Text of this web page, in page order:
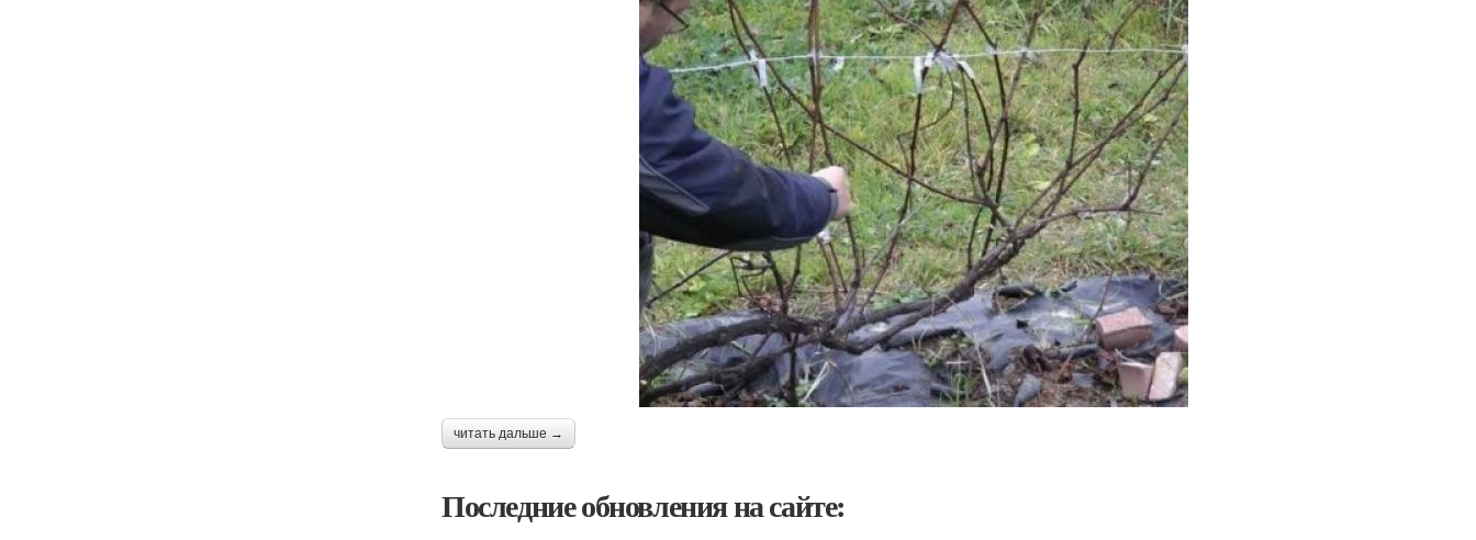
читать дальше →
Последние обновления на сайте: